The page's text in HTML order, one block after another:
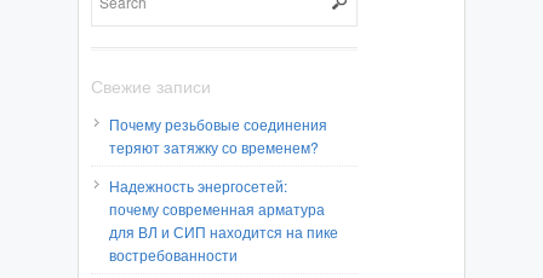
Свежие записи
Почему резьбовые соединения
теряют затяжку со временем?
Надежность энергосетей:
почему современная арматура
для ВЛ и СИП находится на пике
востребованности